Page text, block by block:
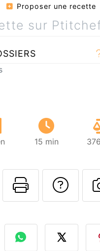
Proposer une recette
15 min
Envoyer